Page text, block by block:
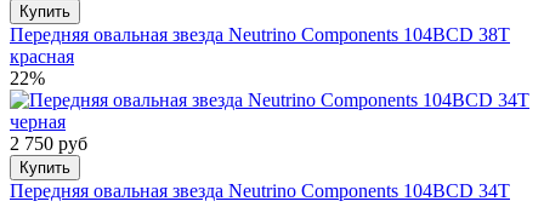
Купить
Передняя овальная звезда Neutrino Components 104BCD 38T
красная
22%
2 750 руб
Купить
Передняя овальная звезда Neutrino Components 104BCD 34T